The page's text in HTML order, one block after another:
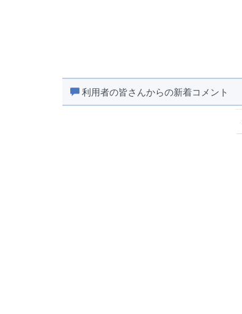
利用者の皆さんからの新着コメント